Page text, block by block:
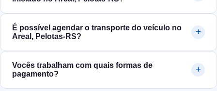
É possível agendar o transporte do veículo no
Areal, Pelotas‑RS?
Vocês trabalham com quais formas de
pagamento?